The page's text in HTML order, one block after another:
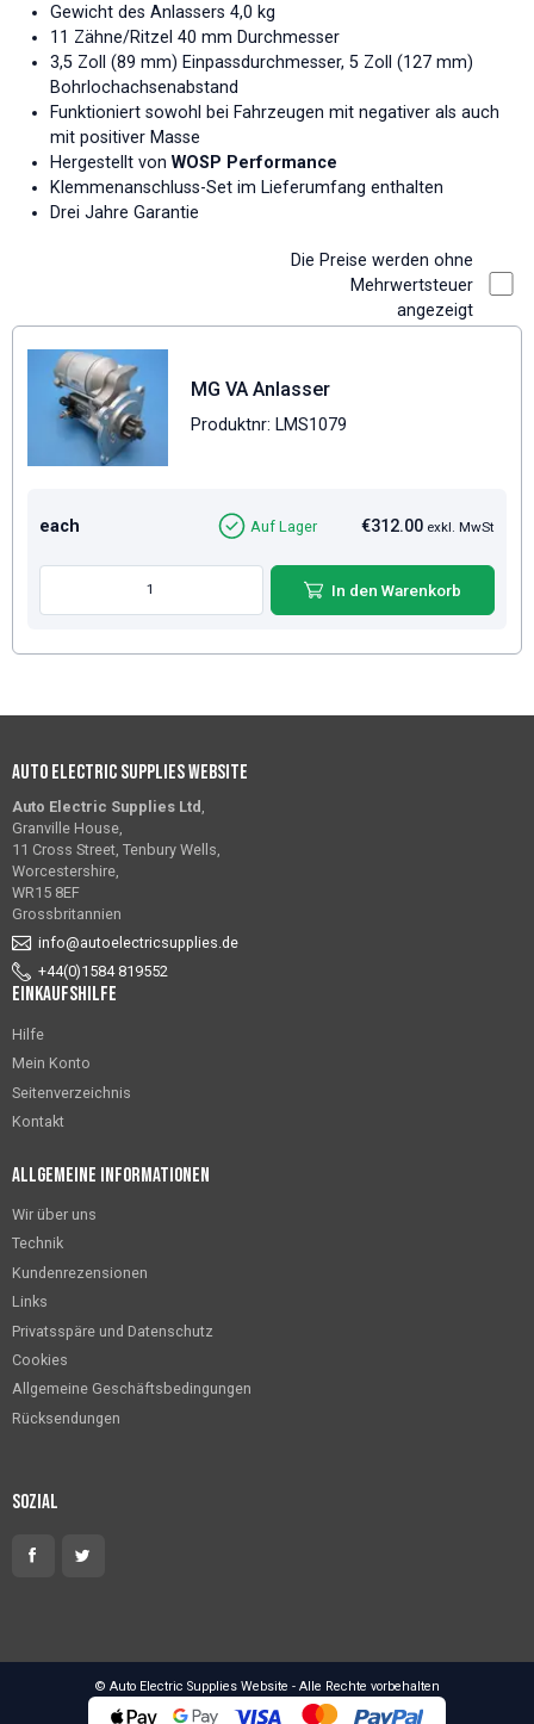
Gewicht des Anlassers 4,0 kg
11 Zähne/Ritzel 40 mm Durchmesser
3,5 Zoll (89 mm) Einpassdurchmesser, 5 Zoll (127 mm)
Bohrlochachsenabstand
Funktioniert sowohl bei Fahrzeugen mit negativer als auch
mit positiver Masse
Hergestellt von WOSP Performance
Klemmenanschluss-Set im Lieferumfang enthalten
Drei Jahre Garantie
Die Preise werden ohne
Mehrwertsteuer
angezeigt
MG VA Anlasser
Produktnr: LMS1079
each €312.00 exkl. MwSt
Auf Lager
In den Warenkorb
Auto Electric Supplies Website
Auto Electric Supplies Ltd
Granville House,
11 Cross Street, Tenbury Wells,
Worcestershire,
WR15 8EF
Grossbritannien
info@autoelectricsupplies.de
+44(0)1584 819552
Einkaufshilfe
Hilfe
Mein Konto
Seitenverzeichnis
Kontakt
Allgemeine Informationen
Wir über uns
Technik
Kundenrezensionen
Links
Privatsspäre und Datenschutz
Cookies
Allgemeine Geschäftsbedingungen
Rücksendungen
Sozial
© Auto Electric Supplies Website - Alle Rechte vorbehalten